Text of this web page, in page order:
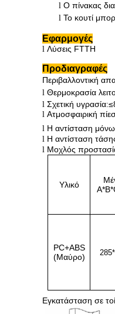
l Ο πίνακας
l Το κουτί
Εφαρμογές
l Λύσεις FTTH
Προδιαγραφές
Περιβαλλοντική
l Θερμοκρασία
l Σχετική υγρασία:
l Ατμοσφαιρική
l Η αντίσταση
l Η αντίσταση
l Μοχλός
Υλικό
PC+ABS
(Μαύρο)
Εγκατάσταση σε